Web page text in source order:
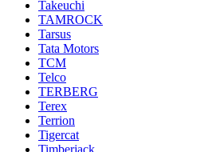
Takeuchi
TAMROCK
Tarsus
Tata Motors
TCM
Telco
TERBERG
Terex
Terrion
Tigercat
Timberjack